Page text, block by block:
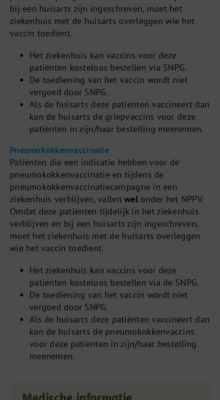
bij een huisarts zijn ingeschreven, moet het
ziekenhuis met de huisarts overleggen wie het
vaccin toedient.
Het ziekenhuis kan vaccins voor deze
patiënten kosteloos bestellen via SNPG.
De toediening van het vaccin wordt niet
vergoed door SNPG.
Als de huisarts deze patiënten vaccineert dan
kan de huisarts de griepvaccins voor deze
patiënten in zijn/haar bestelling meenemen.
Pneumokokkenvaccinatie
Patiënten die een indicatie hebben voor de
pneumokokkenvaccinatie en tijdens de
pneumokokkenvaccinatiecampagne in een
ziekenhuis verblijven, vallenwel onder het NPPV.
Omdat deze patiënten tijdelijk in het ziekenhuis
verblijven en bij een huisarts zijn ingeschreven,
moet het ziekenhuis met de huisarts overleggen
wie het vaccin toedient.
Het ziekenhuis kan vaccins voor deze
patiënten kosteloos bestellen via de SNPG.
De toediening van het vaccin wordt niet
vergoed door SNPG.
Als de huisarts deze patiënten vaccineert dan
kan de huisarts de pneumokokkenvaccins
voor deze patiënten in zijn/haar bestelling
meenemen.